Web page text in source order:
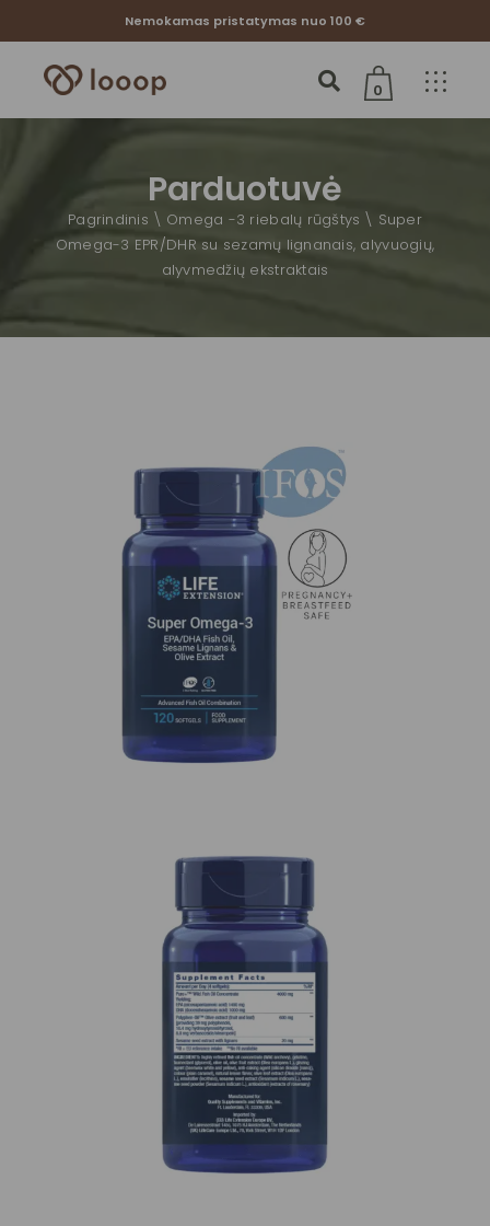
Nemokamas pristatymas nuo 100 €
0
Parduotuvė
Pagrindinis Omega -3 riebalų rūgštys
Super
Omega-3 EPR/DHR su sezamų lignanais, alyvuogių,
alyvmedžių ekstraktais